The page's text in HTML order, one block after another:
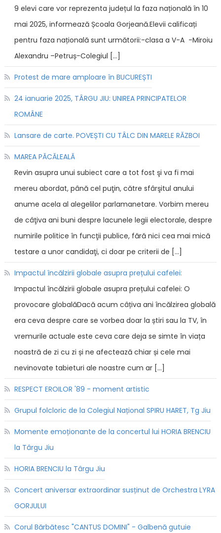
9 elevi care vor reprezenta județul la faza națională în 10
mai 2025, informează Școala Gorjeană.Elevii calificați
pentru faza națională sunt următorii:-clasa a V-A -Miroiu
Alexandru –Petruș-Colegiul […]
Protest de mare amploare în BUCUREȘTI
24 ianuarie 2025, TÂRGU JIU: UNIREA PRINCIPATELOR
ROMÂNE
Lansare de carte. POVEȘTI CU TÂLC DIN MARELE RĂZBOI
MAREA PĂCĂLEALĂ
Revin asupra unui subiect care a tot fost şi va fi mai
mereu abordat, până cel puţin, către sfârşitul anului
anume acela al alegelilor parlamanetare. Vorbim mereu
de câţiva ani buni despre lacunele legii electorale, despre
numirile politice în funcţii publice, fără nici cea mai mică
testare a unor candidaţi, ci doar pe criterii de […]
Impactul încălzirii globale asupra prețului cafelei:
Impactul încălzirii globale asupra prețului cafelei: O
provocare globalăDacă acum câțiva ani încălzirea globală
era ceva despre care se vorbea doar la știri sau la TV, în
vremurile actuale este ceva care deja se simte în viața
noastră de zi cu zi și ne afectează chiar și cele mai
nevinovate tabieturi ale noastre cum ar […]
RESPECT EROILOR '89 - moment artistic
Grupul folcloric de la Colegiul Național SPIRU HARET, Tg Jiu
Momente emoționante de la concertul lui HORIA BRENCIU
la Târgu Jiu
HORIA BRENCIU la Târgu Jiu
Concert aniversar extraordinar susținut de Orchestra LYRA
GORJULUI
Corul Bărbătesc "CANTUS DOMINI" - Galbenă gutuie